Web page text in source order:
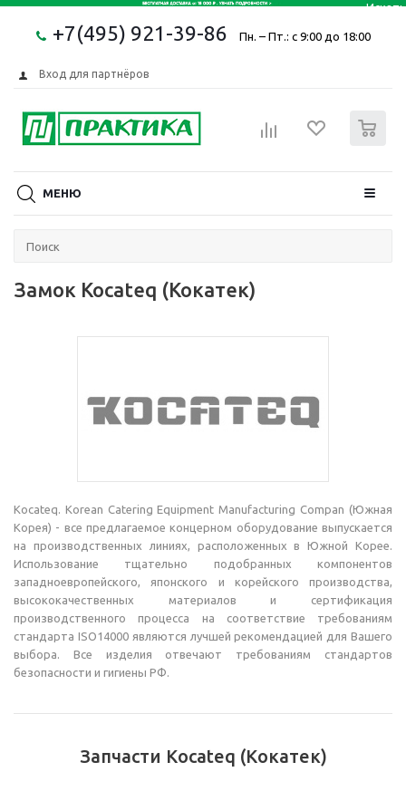
+7(495) 921-39-86 Пн. – Пт.: с 9:00 до 18:00
Вход для партнёров
МЕНЮ
Замок Kocateq (Кокатек)
Kocateq. Korean Catering Equipment Manufacturing Compan (Южная
Корея) - все предлагаемое концерном оборудование выпускается
на производственных линиях, расположенных в Южной Корее.
Использование тщательно подобранных компонентов
западноевропейского, японского и корейского производства,
высококачественных материалов и сертификация
производственного процесса на соответствие требованиям
стандарта ISO14000 являются лучшей рекомендацией для Вашего
выбора. Все изделия отвечают требованиям стандартов
безопасности и гигиены РФ.
Запчасти Kocateq (Кокатек)